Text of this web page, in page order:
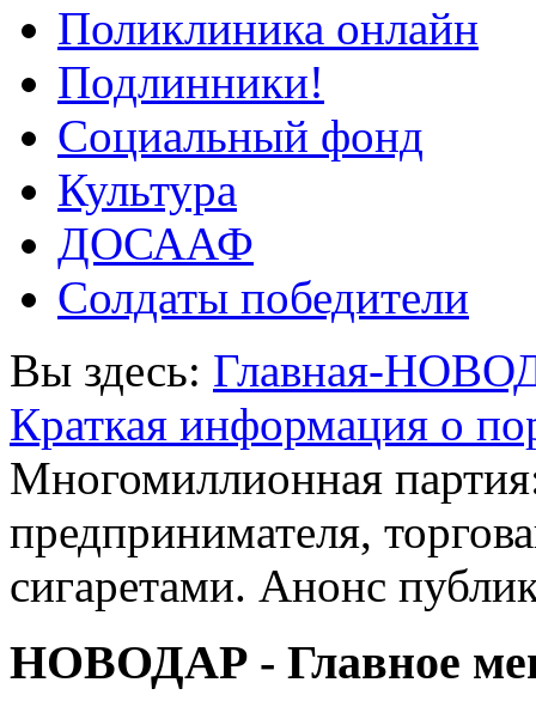
Поликлиника онлайн
Подлинники!
Социальный фонд
Культура
ДОСААФ
Солдаты победители
Вы здесь: Главная-
Краткая информация о
Многомиллионная
предпринимателя,
сигаретами. Анонс
НОВОДАР - Главное